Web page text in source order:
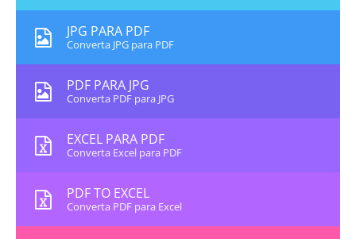
JPG PARA PDF
Converta JPG para PDF
PDF PARA JPG
Converta PDF para JPG
EXCEL PARA PDF
Converta Excel para PDF
PDF TO EXCEL
Converta PDF para Excel